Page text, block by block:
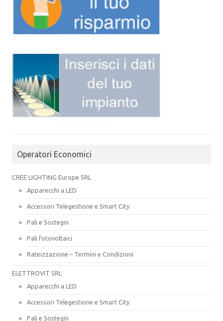
Operatori Economici
CREE LIGHTING Europe SRL
Apparecchi a LED
Accessori Telegestione e Smart City
Pali e Sostegni
Pali fotovoltaici
Rateizzazione – Termini e Condizioni
ELETTROVIT SRL
Apparecchi a LED
Accessori Telegestione e Smart City
Pali e Sostegni